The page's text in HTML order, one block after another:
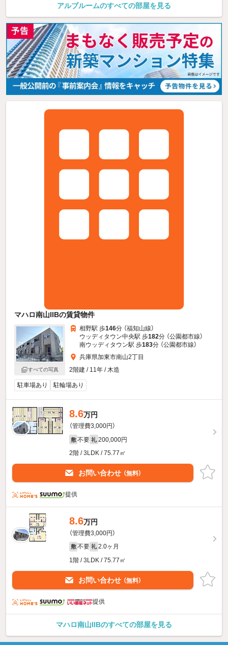
アルブルームのすべての部屋を見る
マハロ南山IIBの賃貸物件
すべての写真
相野駅 歩146分 （福知山線）
ウッディタウン中央駅 歩182分 （公園都市線）
南ウッディタウン駅 歩183分 （公園都市線）
兵庫県加東市南山2丁目
2階建 / 11年 / 木造
駐車場あり 駐輪場あり
8.6万円
（管理費3,000円）
敷 不要 礼 200,000円
2階 / 3LDK / 75.77㎡
お問い合わせ （無料）
提供
8.6万円
（管理費3,000円）
敷 不要 礼 2.0ヶ月
1階 / 3LDK / 75.77㎡
お問い合わせ （無料）
提供
マハロ南山IIBのすべての部屋を見る